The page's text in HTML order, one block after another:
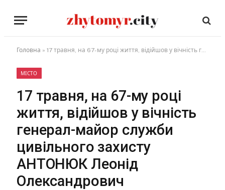
Головна » 17 травня, на 67-му році життя, відійшов у вічність генерал-майор служби цивільного захисту АНТОНЮК Леонід Олександрович
МІСТО
17 травня, на 67-му році
життя, відійшов у вічність
генерал-майор служби
цивільного захисту
АНТОНЮК Леонід
Олександрович